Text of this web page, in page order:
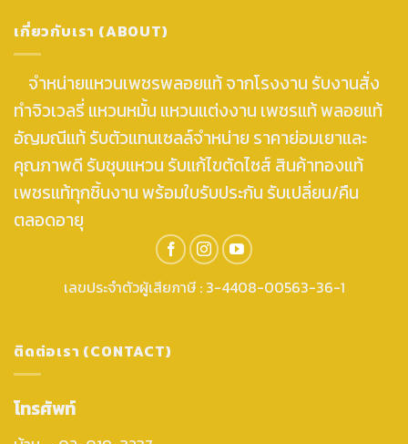
เกี่ยวกับเรา (ABOUT)
จำหน่ายแหวนเพชรพลอยแท้ จากโรงงาน รับงานสั่ง
ทำจิวเวลรี่ แหวนหมั้น แหวนแต่งงาน เพชรแท้ พลอยแท้
อัญมณีแท้ รับตัวแทนเซลล์จำหน่าย ราคาย่อมเยาและ
คุณภาพดี รับชุบแหวน รับแก้ไขตัดไซส์ สินค้าทองแท้
เพชรแท้ทุกชิ้นงาน พร้อมใบรับประกัน รับเปลี่ยน/คืน
ตลอดอายุ
เลขประจำตัวผู้เสียภาษี : 3-4408-00563-36-1
ติดต่อเรา (CONTACT)
โทรศัพท์